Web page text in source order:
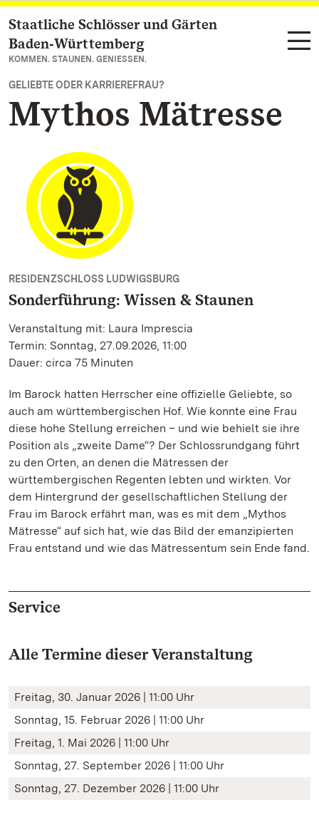
Zum Hauptinhalt springen
Staatliche Schlösser und Gärten
Baden‑Württemberg
KOMMEN. STAUNEN. GENIESSEN.
GELIEBTE ODER KARRIEREFRAU?
Mythos Mätresse
RESIDENZSCHLOSS LUDWIGSBURG
Sonderführung: Wissen & Staunen
Veranstaltung mit: Laura Imprescia
Termin: Sonntag, 27.09.2026, 11:00
Dauer: circa 75 Minuten
Im Barock hatten Herrscher eine offizielle Geliebte, so
auch am württembergischen Hof. Wie konnte eine Frau
diese hohe Stellung erreichen – und wie behielt sie ihre
Position als „zweite Dame“? Der Schlossrundgang führt
zu den Orten, an denen die Mätressen der
württembergischen Regenten lebten und wirkten. Vor
dem Hintergrund der gesellschaftlichen Stellung der
Frau im Barock erfährt man, was es mit dem „Mythos
Mätresse“ auf sich hat, wie das Bild der emanzipierten
Frau entstand und wie das Mätressentum sein Ende fand.
Service
Alle Termine dieser Veranstaltung
Freitag, 30. Januar 2026 | 11:00 Uhr
Sonntag, 15. Februar 2026 | 11:00 Uhr
Freitag, 1. Mai 2026 | 11:00 Uhr
Sonntag, 27. September 2026 | 11:00 Uhr
Sonntag, 27. Dezember 2026 | 11:00 Uhr